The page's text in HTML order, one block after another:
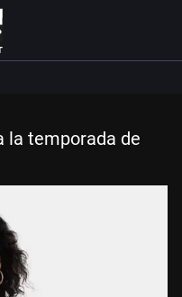
la temporada de